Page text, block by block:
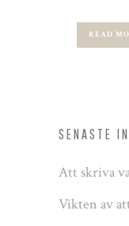
READ
SENASTE
Att skriva
Vikten av